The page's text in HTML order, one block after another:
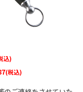
込)
(税込)